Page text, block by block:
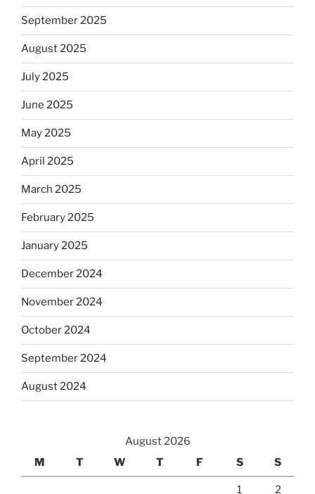
September 2025
August 2025
July 2025
June 2025
May 2025
April 2025
March 2025
February 2025
January 2025
December 2024
November 2024
October 2024
September 2024
August 2024
August 2026
M
T W T F S S
1 2